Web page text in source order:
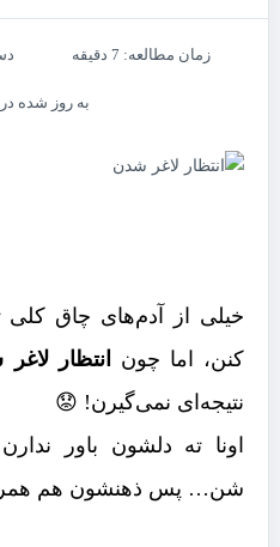
زمان مطالعه: 7 دقیقه
به روز شده در ۱۴۰۴/۰۶/۰۴
خیلی از آدم‌های چاق
کنن، اما چون
انتظار
نتیجه‌ای نمی‌گیرن! 😟
اونا ته دلشون باور
شن… پس ذهنشون هم